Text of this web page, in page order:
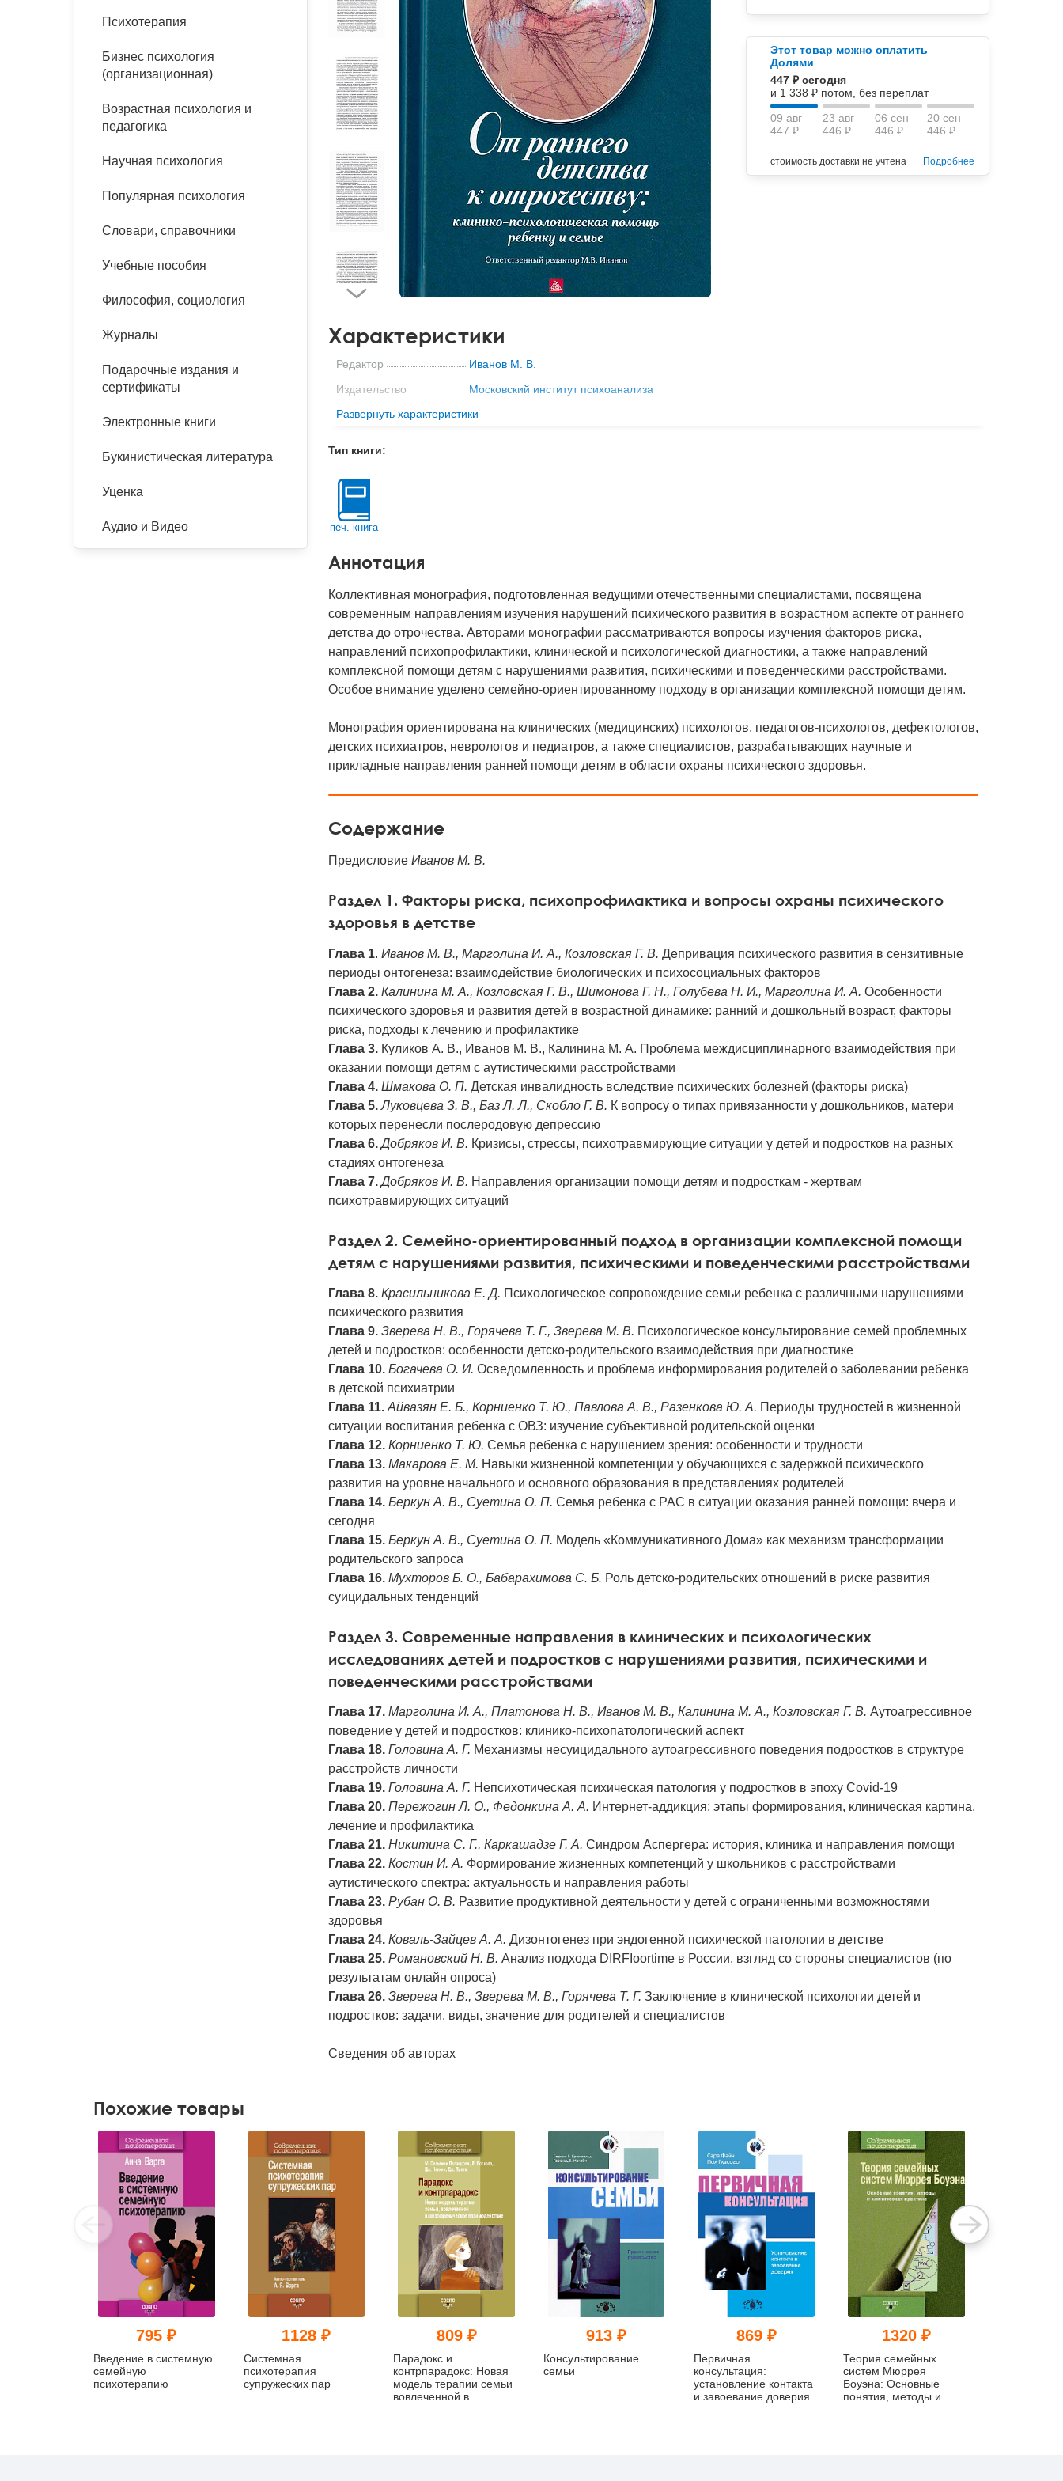
Расстройства пищевого
Тревожные расстройства,
Песочная терапия
Психодрама
Сказкотерапия
Другие направления
психотерапии
Классический, эриксоновский
Психология труда и
Психофизиология
Социальная психология
Социальная и
Учебная литература
Классический и юнгианский
Этот товар можно оплатить
Долями
447 ₽ сегодня
и 1 338 ₽ потом, без переплат
09 авг
447 ₽
23 авг
446 ₽
06 сен
446 ₽
20 сен
446 ₽
стоимость доставки не учтена Подробнее
Характеристики
Редактор
Иванов М. В.
Издательство
Московский институт психоанализа
Формат книги
206x139x28 мм
Кол-во стр
Год
Код
Развернуть характеристики
Тип книги:
печ. книга
Аннотация
Коллективная монография, подготовленная ведущими отечественными специалистами, посвящена
современным направлениям изучения нарушений психического развития в возрастном аспекте от раннего
детства до отрочества. Авторами монографии рассматриваются вопросы изучения факторов риска,
направлений психопрофилактики, клинической и психологической диагностики, а также направлений
комплексной помощи детям с нарушениями развития, психическими и поведенческими расстройствами.
Особое внимание уделено семейно-ориентированному подходу в организации комплексной помощи детям.
Монография ориентирована на клинических (медицинских) психологов, педагогов-психологов, дефектологов,
детских психиатров, неврологов и педиатров, а также специалистов, разрабатывающих научные и
прикладные направления ранней помощи детям в области охраны психического здоровья.
Содержание
Предисловие Иванов М. В.
Раздел 1. Факторы риска, психопрофилактика и вопросы охраны психического
здоровья в детстве
Глава 1. Иванов М. В., Марголина И. А., Козловская Г. В. Депривация психического развития в сензитивные
периоды онтогенеза: взаимодействие биологических и психосоциальных факторов
Глава 2. Калинина М. А., Козловская Г. В., Шимонова Г. Н., Голубева Н. И., Марголина И. А. Особенности
психического здоровья и развития детей в возрастной динамике: ранний и дошкольный возраст, факторы
риска, подходы к лечению и профилактике
Глава 3. Куликов А. В., Иванов М. В., Калинина М. А. Проблема междисциплинарного взаимодействия при
оказании помощи детям с аутистическими расстройствами
Глава 4. Шмакова О. П. Детская инвалидность вследствие психических болезней (факторы риска)
Глава 5. Луковцева З. В., Баз Л. Л., Скобло Г. В. К вопросу о типах привязанности у дошкольников, матери
которых перенесли послеродовую депрессию
Глава 6. Добряков И. В. Кризисы, стрессы, психотравмирующие ситуации у детей и подростков на разных
стадиях онтогенеза
Глава 7. Добряков И. В. Направления организации помощи детям и подросткам - жертвам
психотравмирующих ситуаций
Раздел 2. Семейно-ориентированный подход в организации комплексной помощи
детям с нарушениями развития, психическими и поведенческими расстройствами
Глава 8. Красильникова Е. Д. Психологическое сопровождение семьи ребенка с различными нарушениями
психического развития
Глава 9. Зверева Н. В., Горячева Т. Г., Зверева М. В. Психологическое консультирование семей проблемных
детей и подростков: особенности детско-родительского взаимодействия при диагностике
Глава 10. Богачева О. И. Осведомленность и проблема информирования родителей о заболевании ребенка
в детской психиатрии
Глава 11. Айвазян Е. Б., Корниенко Т. Ю., Павлова А. В., Разенкова Ю. А. Периоды трудностей в жизненной
ситуации воспитания ребенка с ОВЗ: изучение субъективной родительской оценки
Глава 12. Корниенко Т. Ю. Семья ребенка с нарушением зрения: особенности и трудности
Глава 13. Макарова Е. М. Навыки жизненной компетенции у обучающихся с задержкой психического
развития на уровне начального и основного образования в представлениях родителей
Глава 14. Беркун А. В., Суетина О. П. Семья ребенка с РАС в ситуации оказания ранней помощи: вчера и
сегодня
Глава 15. Беркун А. В., Суетина О. П. Модель «Коммуникативного Дома» как механизм трансформации
родительского запроса
Глава 16. Мухторов Б. О., Бабарахимова С. Б. Роль детско-родительских отношений в риске развития
суицидальных тенденций
Раздел 3. Современные направления в клинических и психологических
исследованиях детей и подростков с нарушениями развития, психическими и
поведенческими расстройствами
Глава 17. Марголина И. А., Платонова Н. В., Иванов М. В., Калинина М. А., Козловская Г. В. Аутоагрессивное
поведение у детей и подростков: клинико-психопатологический аспект
Глава 18. Головина А. Г. Механизмы несуицидального аутоагрессивного поведения подростков в структуре
расстройств личности
Глава 19. Головина А. Г. Непсихотическая психическая патология у подростков в эпоху Covid-19
Глава 20. Пережогин Л. О., Федонкина А. А. Интернет-аддикция: этапы формирования, клиническая картина,
лечение и профилактика
Глава 21. Никитина С. Г., Каркашадзе Г. А. Синдром Аспергера: история, клиника и направления помощи
Глава 22. Костин И. А. Формирование жизненных компетенций у школьников с расстройствами
аутистического спектра: актуальность и направления работы
Глава 23. Рубан О. В. Развитие продуктивной деятельности у детей с ограниченными возможностями
здоровья
Глава 24. Коваль-Зайцев А. А. Дизонтогенез при эндогенной психической патологии в детстве
Глава 25. Романовский Н. В. Анализ подхода DIRFIoortime в России, взгляд со стороны специалистов (по
результатам онлайн опроса)
Глава 26. Зверева Н. В., Зверева М. В., Горячева Т. Г. Заключение в клинической психологии детей и
подростков: задачи, виды, значение для родителей и специалистов
Сведения об авторах
Психотерапия
Бизнес психология
(организационная)
Возрастная психология и
педагогика
Научная психология
Популярная психология
Словари, справочники
Учебные пособия
Философия, социология
Журналы
Подарочные издания и
сертификаты
Электронные книги
Букинистическая литература
Уценка
Аудио и Видео
Похожие товары
795 ₽
Введение в системную
семейную
психотерапию
1128 ₽
Системная
психотерапия
супружеских пар
809 ₽
Парадокс и
контрпарадокс: Новая
модель терапии семьи
вовлеченной в
913 ₽
Консультирование
семьи
869 ₽
Первичная
консультация:
установление контакта
и завоевание доверия
1320 ₽
Теория семейных
систем Мюррея
Боуэна: Основные
понятия, методы и